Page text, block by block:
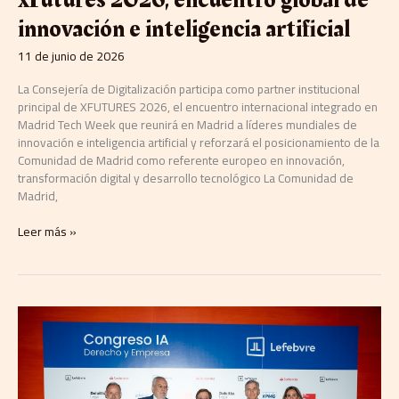
innovación e inteligencia artificial
11 de junio de 2026
La Consejería de Digitalización participa como partner institucional
principal de XFUTURES 2026, el encuentro internacional integrado en
Madrid Tech Week que reunirá en Madrid a líderes mundiales de
innovación e inteligencia artificial y reforzará el posicionamiento de la
Comunidad de Madrid como referente europeo en innovación,
transformación digital y desarrollo tecnológico La Comunidad de
Madrid,
innovación
e
inteligencia
artificial
Leer más »
Martínez-
Almeida:
«Uno